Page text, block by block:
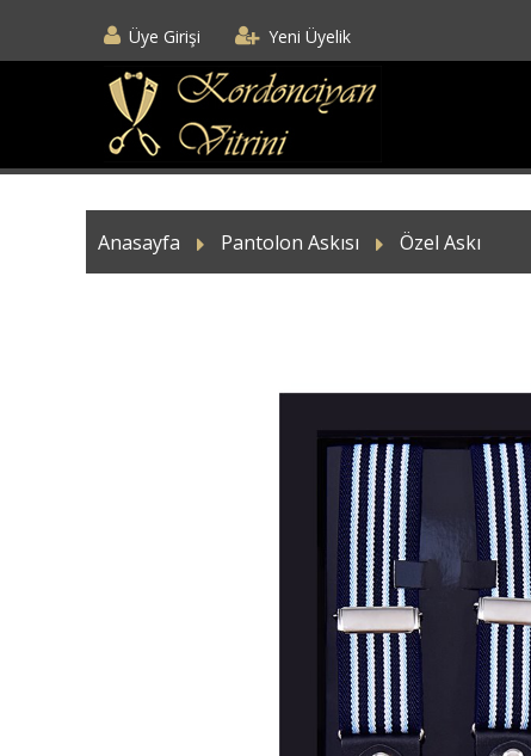
Üye Girişi Yeni Üyelik
Anasayfa Pantolon Askısı Özel Askı